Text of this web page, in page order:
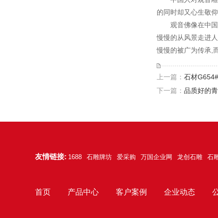
的同时却又心生敬
观音佛像在中
慢慢的从风景走进
慢慢的被广为传承,
上一篇： 石材
下一篇： 品质好的
友情链接: 1688 石雕牌坊 爱采购 万国企业网 龙创石雕 石
首页 产品中心 客户案例 企业动态